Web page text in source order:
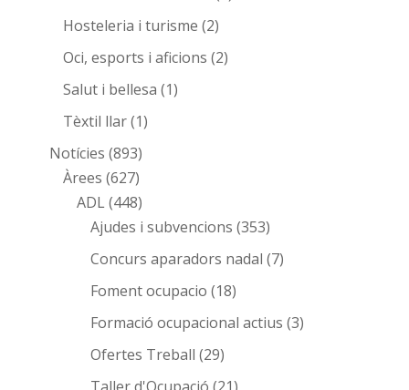
Hosteleria i turisme (2)
Oci, esports i aficions (2)
Salut i bellesa (1)
Tèxtil llar(1)
Notícies (893)
Àrees (627)
ADL(448)
Ajudes i subvencions (353)
Concurs aparadors nadal (7)
Foment ocupacio (18)
Formació ocupacional actius (3)
Ofertes Treball (29)